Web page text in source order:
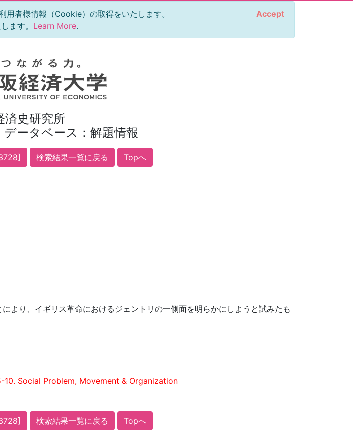
者様情報（Cookie）の取得をいたします。
ます。 Learn More.
Accept
済史研究所
データベース：解題情報
検索結果一覧に戻る Topへ
より、イギリス革命におけるジェントリの一側面を明らかにしようと試みたも
Social Problem, Movement & Organization
検索結果一覧に戻る Topへ